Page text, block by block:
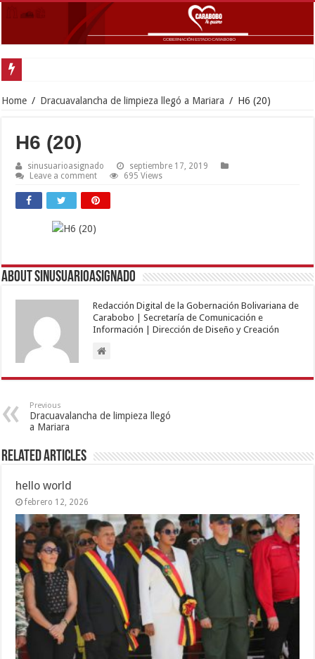
Home / Dracuavalancha de limpieza llegó a Mariara / H6 (20)
H6 (20)
sinusuarioasignado
septiembre 17, 2019
Leave a comment
695 Views
About sinusuarioasignado
Redacción Digital de la Gobernación Bolivariana de
Carabobo | Secretaría de Comunicación e
Información | Dirección de Diseño y Creación
Previous
Dracuavalancha de limpieza llegó
a Mariara
Related Articles
hello world
febrero 12, 2026